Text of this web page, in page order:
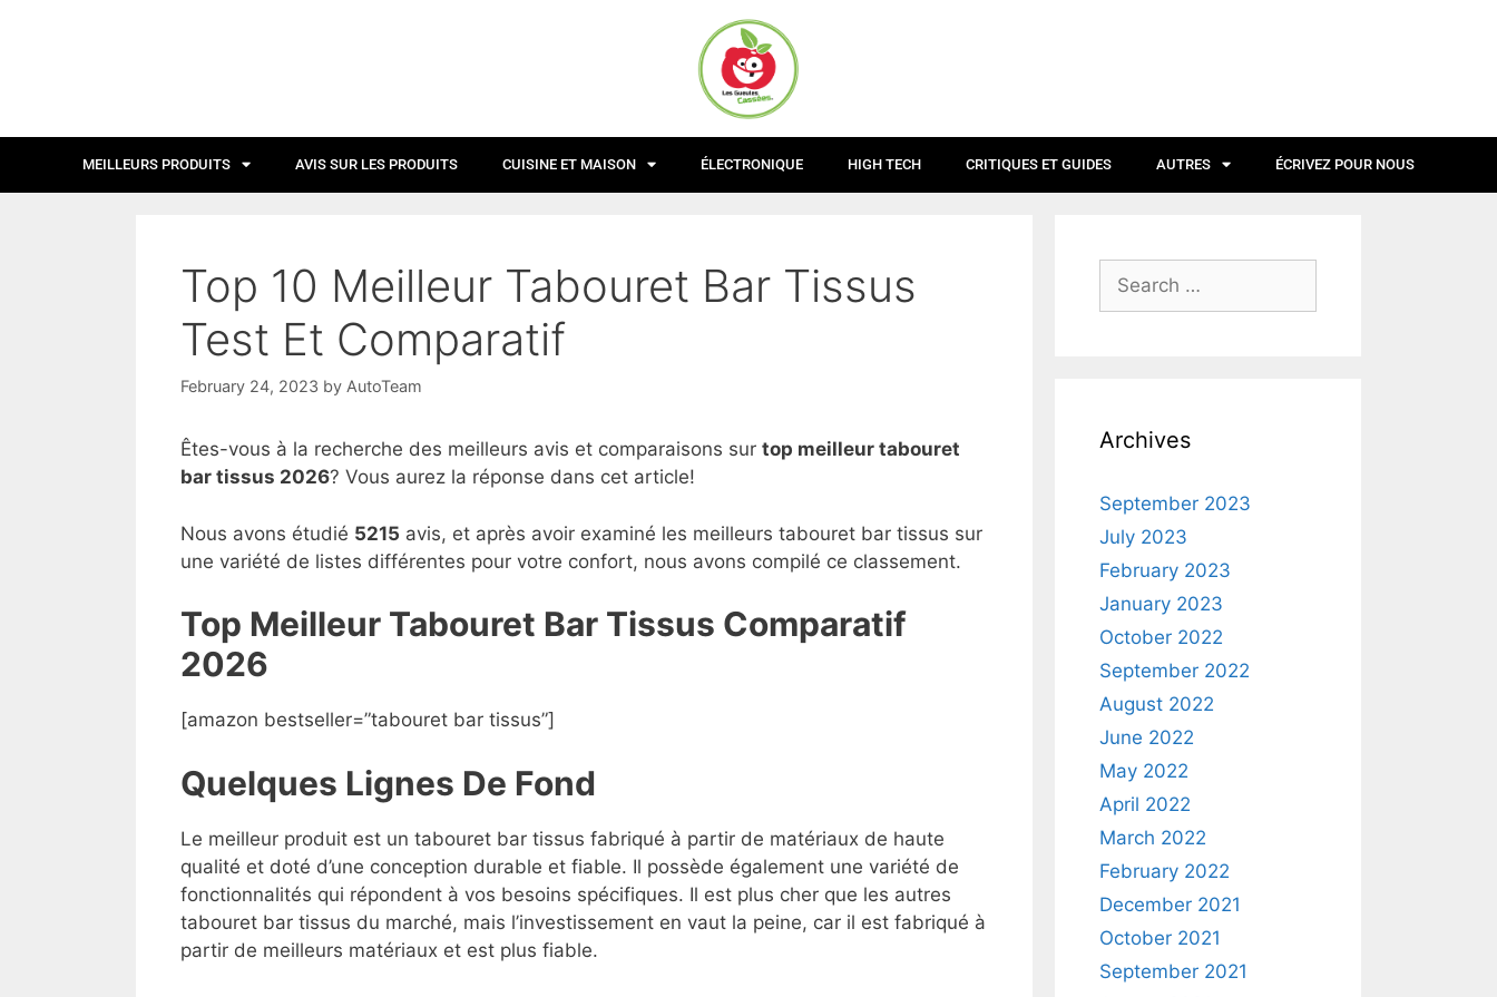
MEILLEURS PRODUITS AVIS SUR LES PRODUITS CUISINE ET MAISON ÉLECTRONIQUE HIGH TECH CRITIQUES ET GUIDES AUTRES ÉCRIVEZ POUR NOUS
Top 10 Meilleur Tabouret Bar Tissus
Test Et Comparatif
February 24, 2023 by AutoTeam
Êtes-vous à la recherche des meilleurs avis et comparaisons sur top meilleur tabouret
bar tissus 2026? Vous aurez la réponse dans cet article!
Nous avons étudié 5215 avis, et après avoir examiné les meilleurs tabouret bar tissus sur
une variété de listes différentes pour votre confort, nous avons compilé ce classement.
Top Meilleur Tabouret Bar Tissus Comparatif
2026
[amazon bestseller=”tabouret bar tissus”]
Quelques Lignes De Fond
Le meilleur produit est un tabouret bar tissus fabriqué à partir de matériaux de haute
qualité et doté d’une conception durable et fiable. Il possède également une variété de
fonctionnalités qui répondent à vos besoins spécifiques. Il est plus cher que les autres
tabouret bar tissus du marché, mais l’investissement en vaut la peine, car il est fabriqué à
partir de meilleurs matériaux et est plus fiable.
Archives
September 2023
July 2023
February 2023
January 2023
October 2022
September 2022
August 2022
June 2022
May 2022
April 2022
March 2022
February 2022
December 2021
October 2021
September 2021